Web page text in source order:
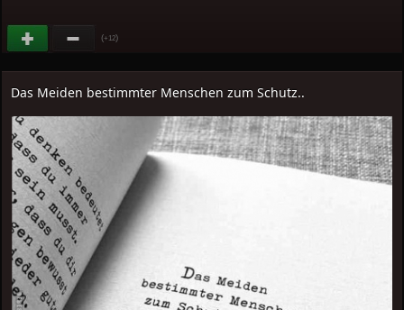
(+12)
Das Meiden bestimmter Menschen zum Schutz..